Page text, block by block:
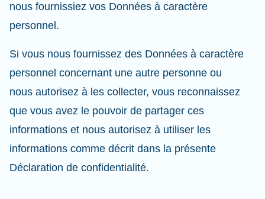
nous fournissiez vos Données à caractère
personnel.
Si vous nous fournissez des Données à caractère
personnel concernant une autre personne ou
nous autorisez à les collecter, vous reconnaissez
que vous avez le pouvoir de partager ces
informations et nous autorisez à utiliser les
informations comme décrit dans la présente
Déclaration de confidentialité.